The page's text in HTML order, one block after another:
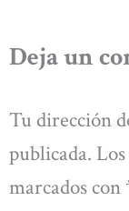
Deja un
Tu dirección
publicada.
marcados con